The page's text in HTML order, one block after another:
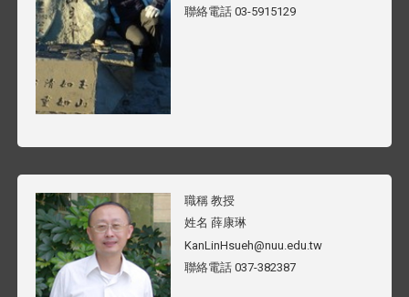
聯絡電話 03-5915129
職稱 教授
姓名 薛康琳
KanLinHsueh@nuu.edu.tw
聯絡電話 037-382387